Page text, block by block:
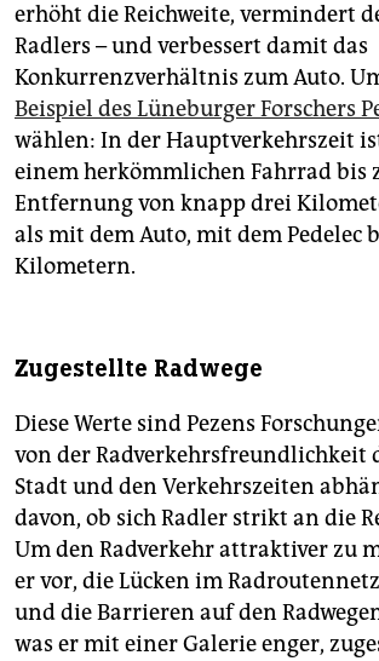
erhöht die Reichweite, vermindert
Radlers – und verbessert damit das
Konkurrenzverhältnis zum Auto.
Beispiel des Lüneburger Forschers
wählen: In der Hauptverkehrszeit
einem herkömmlichen Fahrrad bis
Entfernung von knapp drei
als mit dem Auto, mit dem Pedelec
Kilometern.
Zugestellte Radwege
Diese Werte sind Pezens
von der Radverkehrsfreundlichkeit
Stadt und den Verkehrszeiten
davon, ob sich Radler strikt an die
Um den Radverkehr attraktiver zu
er vor, die Lücken im
und die Barrieren auf den
was er mit einer Galerie enger,